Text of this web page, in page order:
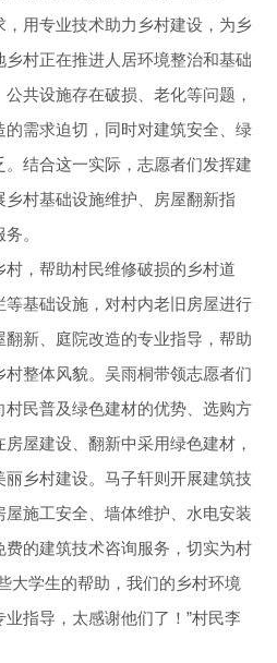
用专业技术助力乡村建设，为乡
村正在推进人居环境整治和基础
共设施存在破损、老化等问题，
需求迫切，同时对建筑安全、绿
结合这一实际，志愿者们发挥建
村基础设施维护、房屋翻新指
。
，帮助村民维修破损的乡村道
基础设施，对村内老旧房屋进行
新、庭院改造的专业指导，帮助
整体风貌。吴雨桐带领志愿者们
民普及绿色建材的优势、选购方
屋建设、翻新中采用绿色建材，
乡村建设。马子轩则开展建筑技
施工安全、墙体维护、水电安装
的建筑技术咨询服务，切实为村
大学生的帮助，我们的乡村环境
指导，太感谢他们了！”村民李